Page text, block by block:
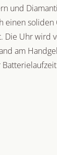
und
einen
Die Uhr wird
am